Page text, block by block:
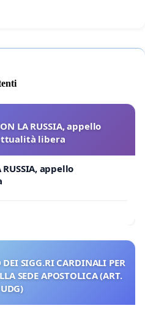
LA RUSSIA, appello
libera
RUSSIA, appello
SIGG.RI CARDINALI PER
SEDE APOSTOLICA (ART.